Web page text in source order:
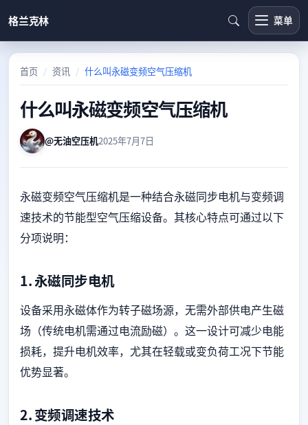
格兰克林 菜单
首页 资讯 什么叫永磁变频空气压缩机
什么叫永磁变频空气压缩机
@无油空压机2025年7月7日
永磁变频空气压缩机是一种结合永磁同步电机与变频调
速技术的节能型空气压缩设备。其核心特点可通过以下
分项说明：
1.永磁同步电机
设备采用永磁体作为转子磁场源，无需外部供电产生磁
场（传统电机需通过电流励磁）。这一设计可减少电能
损耗，提升电机效率，尤其在轻载或变负荷工况下节能
优势显著。
2.变频调速技术